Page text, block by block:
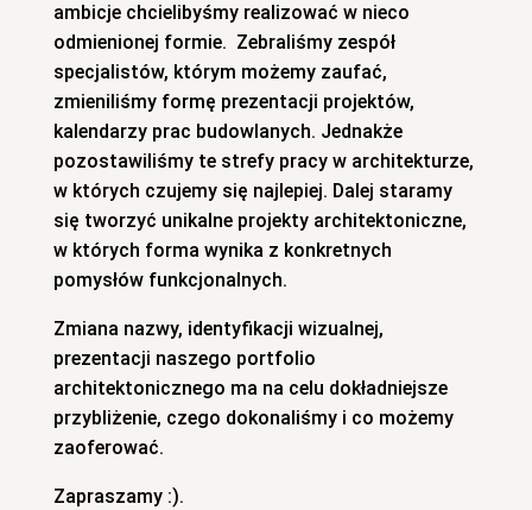
ambicje chcielibyśmy realizować w nieco
odmienionej formie. Zebraliśmy zespół
specjalistów, którym możemy zaufać,
zmieniliśmy formę prezentacji projektów,
kalendarzy prac budowlanych. Jednakże
pozostawiliśmy te strefy pracy w architekturze,
w których czujemy się najlepiej. Dalej staramy
się tworzyć unikalne projekty architektoniczne,
w których forma wynika z konkretnych
pomysłów funkcjonalnych.
Zmiana nazwy, identyfikacji wizualnej,
prezentacji naszego portfolio
architektonicznego ma na celu dokładniejsze
przybliżenie, czego dokonaliśmy i co możemy
zaoferować.
Zapraszamy :).